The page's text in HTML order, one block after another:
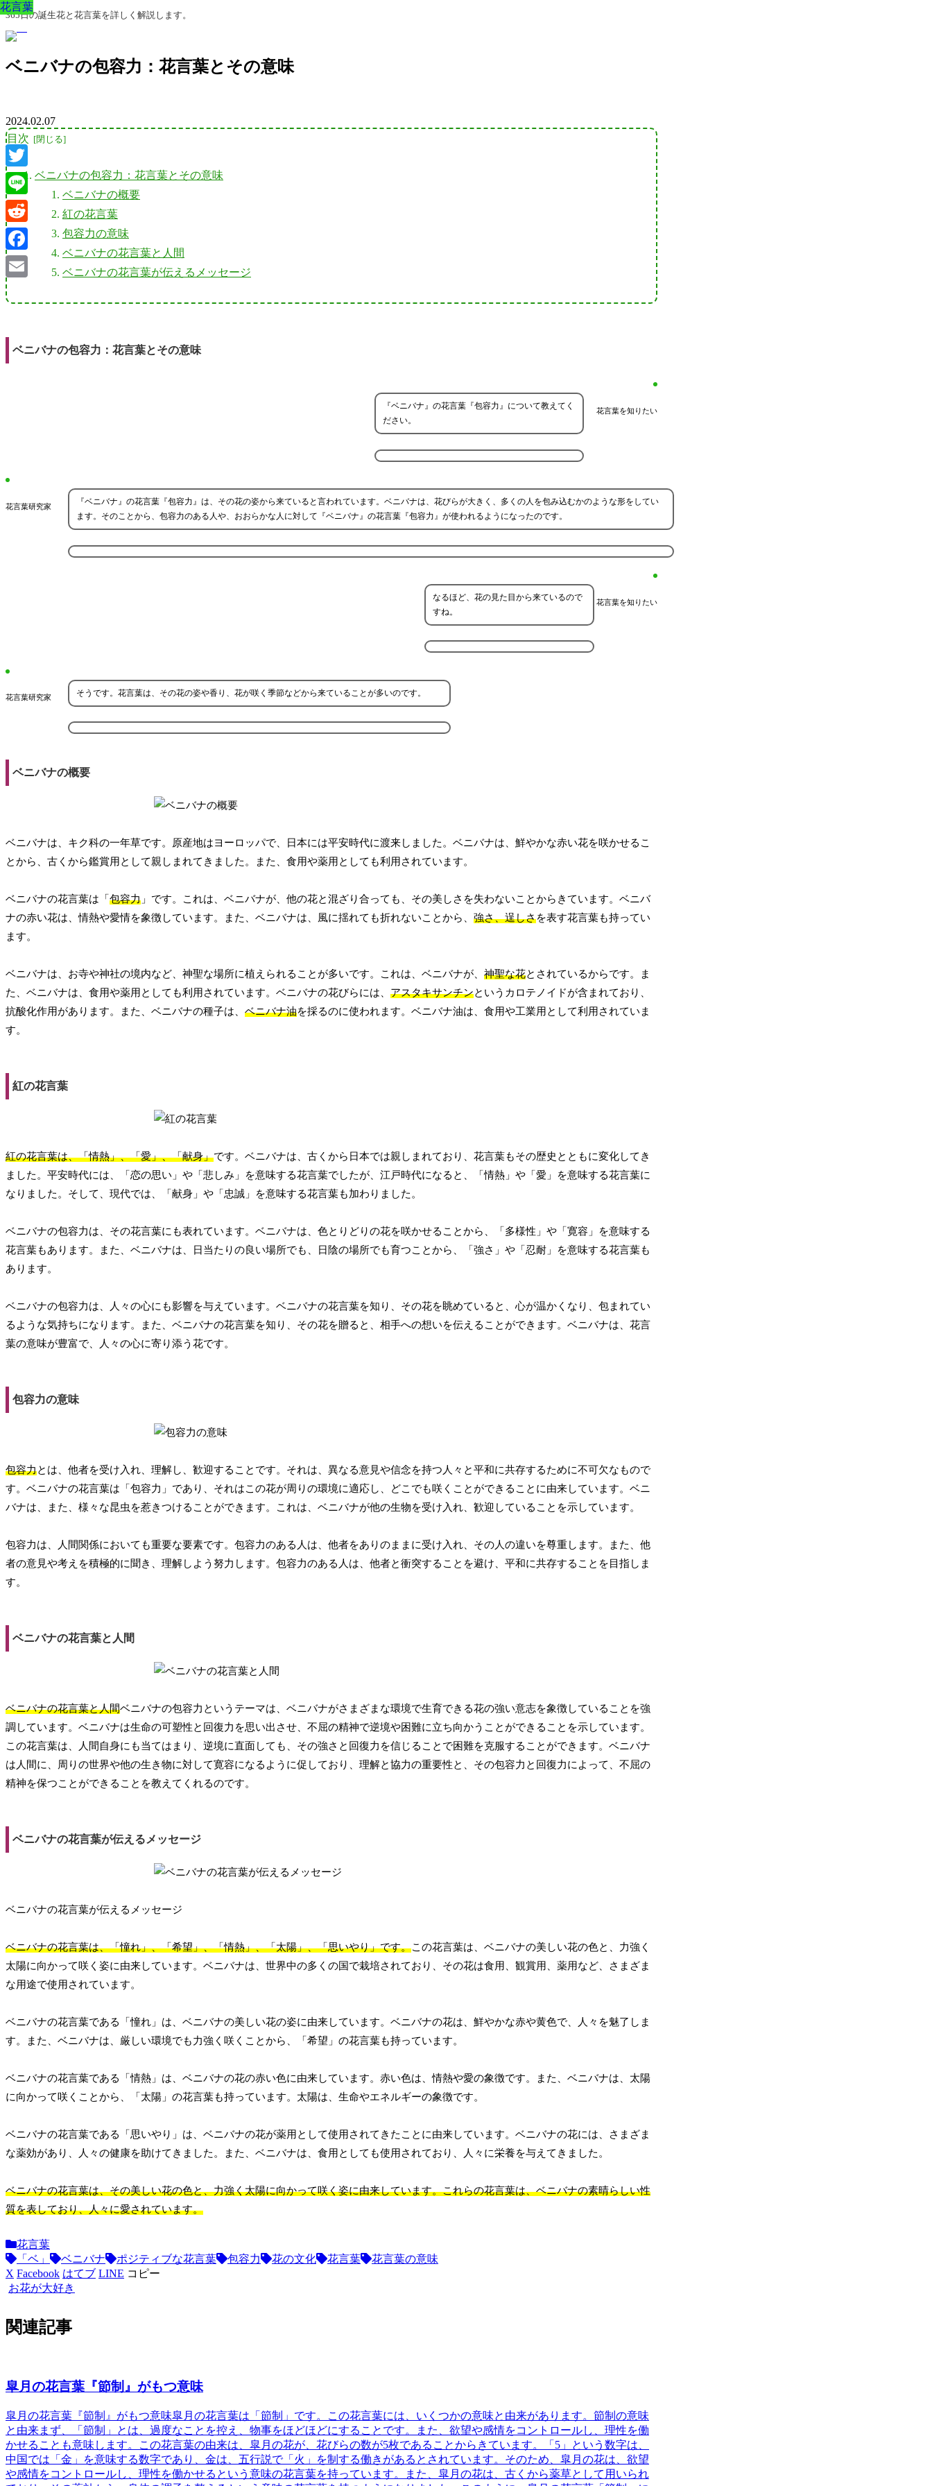
365日の誕生花と花言葉を詳しく解説します。
ベニバナの包容力：花言葉とその意味
花言葉
2024.02.07
目次
ベニバナの包容力：花言葉とその意味
ベニバナの概要
紅の花言葉
包容力の意味
ベニバナの花言葉と人間
ベニバナの花言葉が伝えるメッセージ
ベニバナの包容力：花言葉とその意味
花言葉を知りたい
『ベニバナ』の花言葉『包容力』について教えてく
ださい。
花言葉研究家
『ベニバナ』の花言葉『包容力』は、その花の姿から来ていると言われています。ベニバナは、花びらが大きく、多くの人を包み込むかのような形をしてい
ます。そのことから、包容力のある人や、おおらかな人に対して『ベニバナ』の花言葉『包容力』が使われるようになったのです。
花言葉を知りたい
なるほど、花の見た目から来ているので
すね。
花言葉研究家 そうです。花言葉は、その花の姿や香り、花が咲く季節などから来ていることが多いのです。
ベニバナの概要
ベニバナは、キク科の一年草です。原産地はヨーロッパで、日本には平安時代に渡来しました。ベニバナは、鮮やかな赤い花を咲かせるこ
とから、古くから鑑賞用として親しまれてきました。また、食用や薬用としても利用されています。
ベニバナの花言葉は「 包容力 」です。これは、ベニバナが、他の花と混ざり合っても、その美しさを失わないことからきています。ベニバ
ナの赤い花は、情熱や愛情を象徴しています。また、ベニバナは、風に揺れても折れないことから、 強さ、逞しさを表す花言葉も持ってい
ます。
ベニバナは、お寺や神社の境内など、神聖な場所に植えられることが多いです。これは、ベニバナが、 神聖な花とされているからです。ま
た、ベニバナは、食用や薬用としても利用されています。ベニバナの花びらには、 アスタキサンチンというカロテノイドが含まれており、
抗酸化作用があります。また、ベニバナの種子は、 ベニバナ油を採るのに使われます。ベニバナ油は、食用や工業用として利用されていま
す。
紅の花言葉
紅の花言葉は、「情熱」、「愛」、「献身」です。ベニバナは、古くから日本では親しまれており、花言葉もその歴史とともに変化してき
ました。平安時代には、「恋の思い」や「悲しみ」を意味する花言葉でしたが、江戸時代になると、「情熱」や「愛」を意味する花言葉に
なりました。そして、現代では、「献身」や「忠誠」を意味する花言葉も加わりました。
ベニバナの包容力は、その花言葉にも表れています。ベニバナは、色とりどりの花を咲かせることから、「多様性」や「寛容」を意味する
花言葉もあります。また、ベニバナは、日当たりの良い場所でも、日陰の場所でも育つことから、「強さ」や「忍耐」を意味する花言葉も
あります。
ベニバナの包容力は、人々の心にも影響を与えています。ベニバナの花言葉を知り、その花を眺めていると、心が温かくなり、包まれてい
るような気持ちになります。また、ベニバナの花言葉を知り、その花を贈ると、相手への想いを伝えることができます。ベニバナは、花言
葉の意味が豊富で、人々の心に寄り添う花です。
包容力の意味
包容力とは、他者を受け入れ、理解し、歓迎することです。それは、異なる意見や信念を持つ人々と平和に共存するために不可欠なもので
す。ベニバナの花言葉は「包容力」であり、それはこの花が周りの環境に適応し、どこでも咲くことができることに由来しています。ベニ
バナは、また、様々な昆虫を惹きつけることができます。これは、ベニバナが他の生物を受け入れ、歓迎していることを示しています。
包容力は、人間関係においても重要な要素です。包容力のある人は、他者をありのままに受け入れ、その人の違いを尊重します。また、他
者の意見や考えを積極的に聞き、理解しよう努力します。包容力のある人は、他者と衝突することを避け、平和に共存することを目指しま
す。
ベニバナの花言葉と人間
ベニバナの花言葉と人間ベニバナの包容力というテーマは、ベニバナがさまざまな環境で生育できる花の強い意志を象徴していることを強
調しています。ベニバナは生命の可塑性と回復力を思い出させ、不屈の精神で逆境や困難に立ち向かうことができることを示しています。
この花言葉は、人間自身にも当てはまり、逆境に直面しても、その強さと回復力を信じることで困難を克服することができます。ベニバナ
は人間に、周りの世界や他の生き物に対して寛容になるように促しており、理解と協力の重要性と、その包容力と回復力によって、不屈の
精神を保つことができることを教えてくれるのです。
ベニバナの花言葉が伝えるメッセージ
ベニバナの花言葉が伝えるメッセージ
ベニバナの花言葉は、「憧れ」、「希望」、「情熱」、「太陽」、「思いやり」です。この花言葉は、ベニバナの美しい花の色と、力強く
太陽に向かって咲く姿に由来しています。ベニバナは、世界中の多くの国で栽培されており、その花は食用、観賞用、薬用など、さまざま
な用途で使用されています。
ベニバナの花言葉である「憧れ」は、ベニバナの美しい花の姿に由来しています。ベニバナの花は、鮮やかな赤や黄色で、人々を魅了しま
す。また、ベニバナは、厳しい環境でも力強く咲くことから、「希望」の花言葉も持っています。
ベニバナの花言葉である「情熱」は、ベニバナの花の赤い色に由来しています。赤い色は、情熱や愛の象徴です。また、ベニバナは、太陽
に向かって咲くことから、「太陽」の花言葉も持っています。太陽は、生命やエネルギーの象徴です。
ベニバナの花言葉である「思いやり」は、ベニバナの花が薬用として使用されてきたことに由来しています。ベニバナの花には、さまざま
な薬効があり、人々の健康を助けてきました。また、ベニバナは、食用としても使用されており、人々に栄養を与えてきました。
ベニバナの花言葉は、その美しい花の色と、力強く太陽に向かって咲く姿に由来しています。これらの花言葉は、ベニバナの素晴らしい性
質を表しており、人々に愛されています。
花言葉
「ベ」
ベニバナ ポジティブな花言葉 包容力 花の文化 花言葉
花言葉の意味
X Facebook はてブ LINE コピー
お花が大好き
関連記事
花言葉
皐月の花言葉『節制』がもつ意味
皐月の花言葉『節制』がもつ意味皐月の花言葉は「節制」です。この花言葉には、いくつかの意味と由来があります。 節制の意味
と由来まず、「節制」とは、過度なことを控え、物事をほどほどにすることです。また、欲望や感情をコントロールし、理性を働
かせることも意味します。この花言葉の由来は、皐月の花が、花びらの数が5枚であることからきています。「5」という数字は、
中国では「金」を意味する数字であり、金は、五行説で「火」を制する働きがあるとされています。そのため、皐月の花は、欲望
や感情をコントロールし、理性を働かせるという意味の花言葉を持っています。また、皐月の花は、古くから薬草として用いられ
花言葉
花言葉
花言葉
花言葉
花言葉
Twitter
Line
Reddit
Facebook
Email